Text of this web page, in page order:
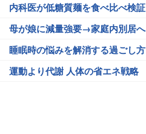
内科医が低糖質麺を食べ比べ検証
母が娘に減量強要→家庭内別居へ
睡眠時の悩みを解消する過ごし方
運動より代謝 人体の省エネ戦略